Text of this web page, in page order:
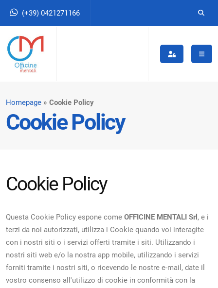
(+39) 0421271166
Cookie Policy
Homepage Cookie Policy
Cookie Policy
Questa Cookie Policy espone come OFFICINE MENTALI Srl , e i
terzi da noi autorizzati, utilizza i Cookie quando voi interagite
con i nostri siti o i servizi offerti tramite i siti. Utilizzando i
nostri siti web e/o la nostra app mobile, utilizzando i servizi
forniti tramite i nostri siti, o ricevendo le nostre e-mail, date il
vostro consenso all'utilizzo di cookie in conformità con la